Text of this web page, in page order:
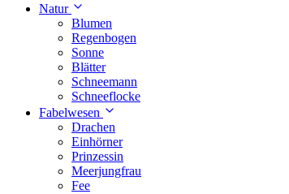
Natur
Blumen
Regenbogen
Sonne
Blätter
Schneemann
Schneeflocke
Fabelwesen
Drachen
Einhörner
Prinzessin
Meerjungfrau
Fee